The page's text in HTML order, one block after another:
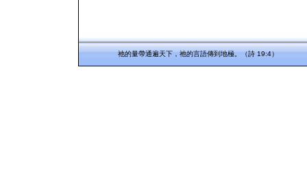
祂的量帶通遍天下，祂的言語傳到地極。（詩 19:4）